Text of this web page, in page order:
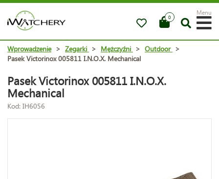
0
Menu
Wprowadzenie > Zegarki > Mężczyźni > Outdoor >
Pasek Victorinox 005811 I.N.O.X. Mechanical
Pasek Victorinox 005811 I.N.O.X.
Mechanical
Kod: IH6056